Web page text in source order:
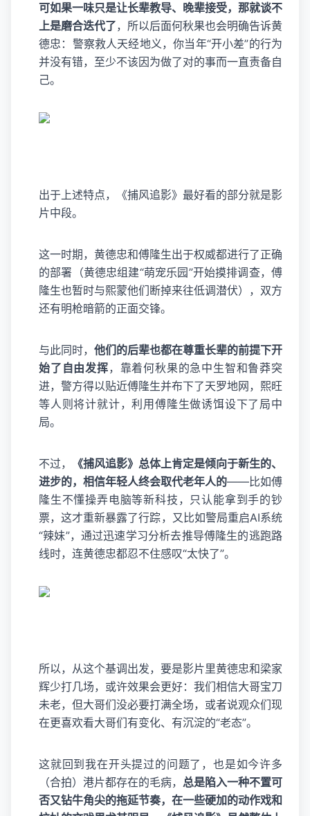
可如果一味只是让长辈教导、晚辈接受，那就谈不
上是磨合迭代了，所以后面何秋果也会明确告诉黄
德忠：警察救人天经地义，你当年“开小差”的行为
并没有错，至少不该因为做了对的事而一直责备自
己。
出于上述特点，《捕风追影》最好看的部分就是影
片中段。
这一时期，黄德忠和傅隆生出于权威都进行了正确
的部署（黄德忠组建“萌宠乐园”开始摸排调查，傅
隆生也暂时与熙蒙他们断掉来往低调潜伏），双方
还有明枪暗箭的正面交锋。
与此同时， 他们的后辈也都在尊重长辈的前提下开
始了自由发挥，靠着何秋果的急中生智和鲁莽突
进，警方得以贴近傅隆生并布下了天罗地网，熙旺
等人则将计就计，利用傅隆生做诱饵设下了局中
局。
不过，
《捕风追影》总体上肯定是倾向于新生的、
进步的，相信年轻人终会取代老年人的——比如傅
隆生不懂操弄电脑等新科技，只认能拿到手的钞
票，这才重新暴露了行踪，又比如警局重启AI系统
“辣妹”，通过迅速学习分析去推导傅隆生的逃跑路
线时，连黄德忠都忍不住感叹“太快了”。
所以，从这个基调出发，要是影片里黄德忠和梁家
辉少打几场，或许效果会更好：我们相信大哥宝刀
未老，但大哥们没必要打满全场，或者说观众们现
在更喜欢看大哥们有变化、有沉淀的“老态”。
这就回到我在开头提过的问题了，也是如今许多
（合拍）港片都存在的毛病， 总是陷入一种不置可
否又钻牛角尖的拖延节奏，在一些硬加的动作戏和